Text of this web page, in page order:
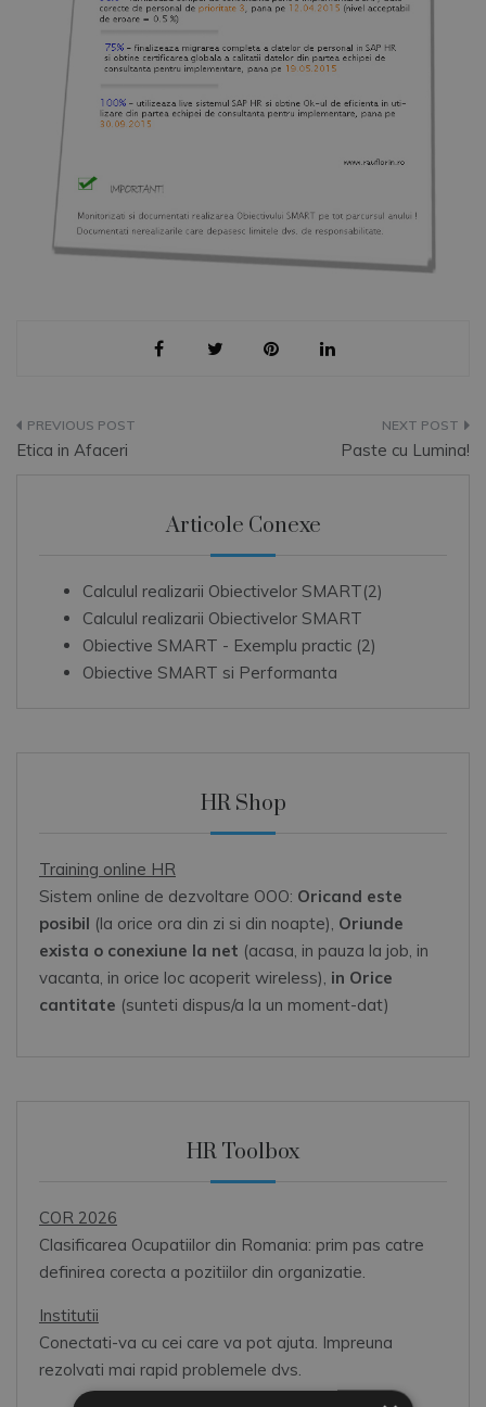
Navigare
Etica in Afaceri Paste cu Lumina!
Articole Conexe
Calculul realizarii Obiectivelor SMART(2)
Calculul realizarii Obiectivelor SMART
Obiective SMART - Exemplu practic (2)
Obiective SMART si Performanta
HR Shop
Training online HR
Sistem online de dezvoltare OOO: Oricand este
posibil (la orice ora din zi si din noapte), Oriunde
exista o conexiune la net (acasa, in pauza la job, in
vacanta, in orice loc acoperit wireless), in Orice
cantitate (sunteti dispus/a la un moment-dat)
HR Toolbox
COR 2026
Clasificarea Ocupatiilor din Romania: prim pas catre
definirea corecta a pozitiilor din organizatie.
Institutii
Conectati-va cu cei care va pot ajuta. Impreuna
rezolvati mai rapid problemele dvs.